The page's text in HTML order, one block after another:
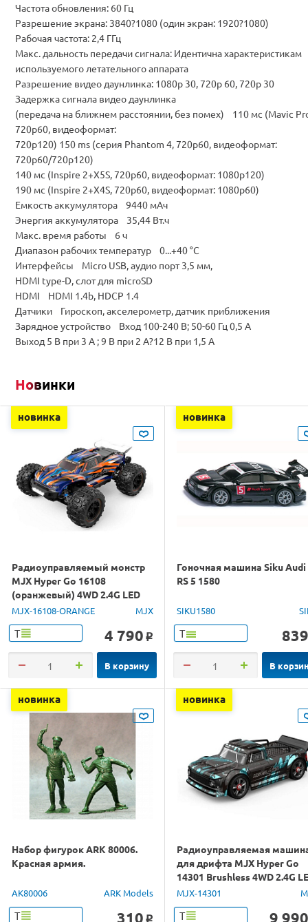
Частота обновления: 60 Гц
Разрешение экрана: 3840?1080 (один экран: 1920?1080)
Рабочая частота: 2,4 ГГц
Макс. дальность передачи сигнала: Идентична характеристикам
используемого летательного аппарата
Разрешение видео даунлинка: 1080p 30, 720p 60, 720p 30
Задержка сигнала видео даунлинка
(передача на ближнем расстоянии, без помех) 110 мс (Mavic
720p60, видеоформат:
720p120) 150 ms (серия Phantom 4, 720p60, видеоформат:
720p60/720p120)
140 мс (Inspire 2+X5S, 720p60, видеоформат: 1080p120)
190 мс (Inspire 2+X4S, 720p60, видеоформат: 1080p60)
Емкость аккумулятора 9440 мАч
Энергия аккумулятора 35,44 Вт.ч
Макс. время работы 6 ч
Диапазон рабочих температур 0...+40 °C
Интерфейсы Micro USB, аудио порт 3,5 мм,
HDMI type-D, слот для microSD
HDMI HDMI 1.4b, HDCP 1.4
Датчики Гироскоп, акселерометр, датчик приближения
Зарядное устройство Вход 100-240 В; 50-60 Гц 0,5 A
Выход 5 В при 3 A ; 9 В при 2 A?12 В при 1,5 A
Новинки
новинка
Радиоуправляемый монстр
MJX Hyper Go 16108
(оранжевый) 4WD 2.4G LED
1/16 RTR
MJX-16108-ORANGE MJX
Т 4 790 o
В корзину
новинка
Гоночная машина Siku Audi
RS 5 1580
SIKU1580
Т 839
В
новинка
Набор фигурок ARK 80006.
Красная армия.
AK80006 ARK Models
Т 310 o
новинка
Радиоуправляемая
для дрифта MJX Hyper Go
14301 Brushless 4WD 2.4G
1/14 RTR
MJX-14301
Т 9 990